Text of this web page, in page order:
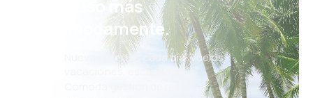
incluso más
cómodamente.
Nuevas ofertas cada día: vuelos,
vacaciones, escapadas
Cómoda gestión de reservas